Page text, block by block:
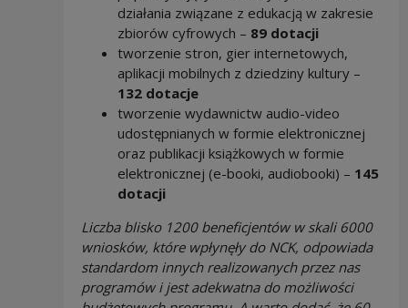
działania związane z edukacją w zakresie
zbiorów cyfrowych – 89 dotacji
tworzenie stron, gier internetowych,
aplikacji mobilnych z dziedziny kultury –
132 dotacje
tworzenie wydawnictw audio-video
udostępnianych w formie elektronicznej
oraz publikacji książkowych w formie
elektronicznej (e-booki, audiobooki) – 145
dotacji
Liczba blisko 1200 beneficjentów w skali 6000
wniosków, które wpłynęły do NCK, odpowiada
standardom innych realizowanych przez nas
programów i jest adekwatna do możliwości